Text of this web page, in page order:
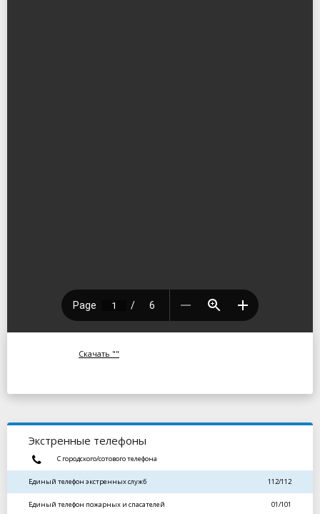
Скачать ""
Экстренные телефоны
С городского/сотового телефона
Единый телефон экстренных служб 112/112
Единый телефон пожарных и спасателей 01/101